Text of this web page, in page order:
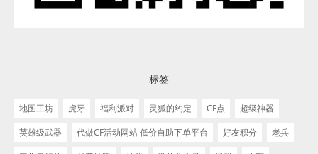
标签
地图工坊 虎牙 福利派对 灵狐的约定 CF点
超级神器
英雄级武器
代做CF活动网站 低价自助下单平台 好友积分
老兵